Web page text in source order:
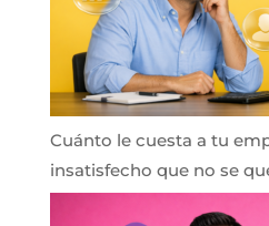
Cuánto le cuesta a tu
insatisfecho que no se